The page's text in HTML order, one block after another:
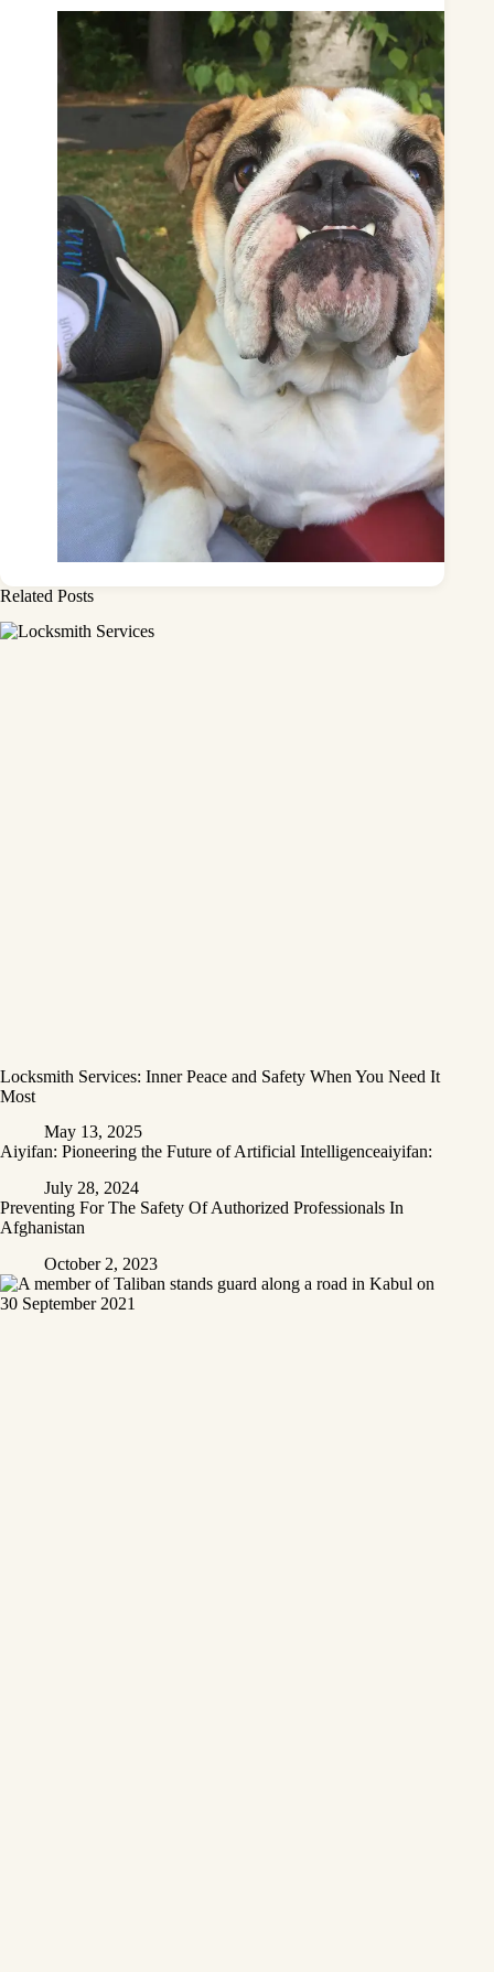
Related Posts
Locksmith Services: Inner Peace and Safety When You Need It
Most
May 13, 2025
Aiyifan: Pioneering the Future of Artificial Intelligenceaiyifan:
July 28, 2024
Preventing For The Safety Of Authorized Professionals In
Afghanistan
October 2, 2023